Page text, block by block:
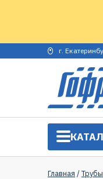
г.
Главная /